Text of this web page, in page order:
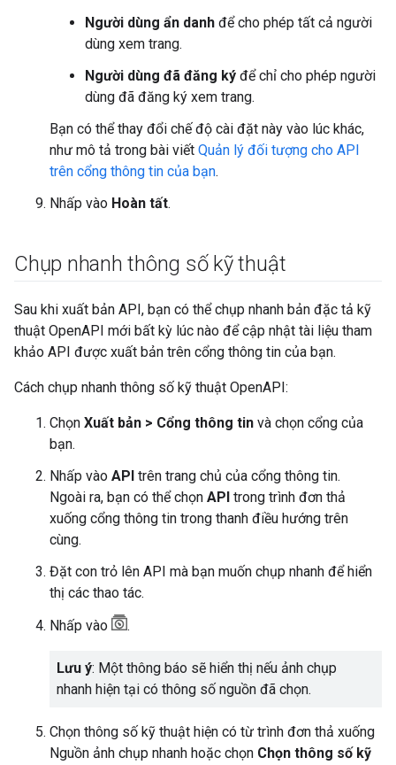
Người dùng ẩn danh để cho phép tất cả người
dùng xem trang.
Người dùng đã đăng ký để chỉ cho phép người
dùng đã đăng ký xem trang.
Bạn có thể thay đổi chế độ cài đặt này vào lúc khác,
như mô tả trong bài viết Quản lý đối tượng cho API
trên cổng thông tin của bạn.
Nhấp vào Hoàn tất.
Chụp nhanh thông số kỹ thuật
Sau khi xuất bản API, bạn có thể chụp nhanh bản đặc tả kỹ
thuật OpenAPI mới bất kỳ lúc nào để cập nhật tài liệu tham
khảo API được xuất bản trên cổng thông tin của bạn.
Cách chụp nhanh thông số kỹ thuật OpenAPI:
Chọn Xuất bản > Cổng thông tin và chọn cổng của
bạn.
Nhấp vào API trên trang chủ của cổng thông tin.
Ngoài ra, bạn có thể chọn API trong trình đơn thả
xuống cổng thông tin trong thanh điều hướng trên
cùng.
Đặt con trỏ lên API mà bạn muốn chụp nhanh để hiển
thị các thao tác.
Nhấp vào
.
Lưu ý: Một thông báo sẽ hiển thị nếu ảnh chụp
nhanh hiện tại có thông số nguồn đã chọn.
Chọn thông số kỹ thuật hiện có từ trình đơn thả xuống
Nguồn ảnh chụp nhanh hoặc chọn Chọn thông số kỹ